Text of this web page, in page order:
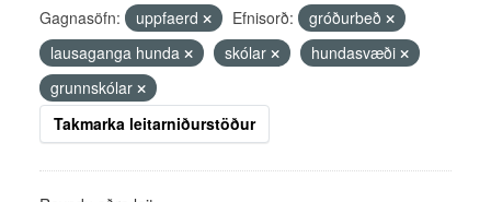
Gagnasöfn: uppfaerd Efnisorð:
gróðurbeð
lausaganga hunda
skólar
hundasvæði
grunnskólar
Takmarka leitarniðurstöður